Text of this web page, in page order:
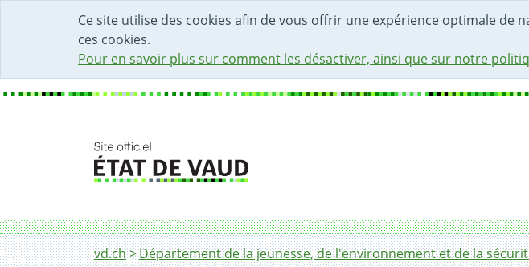
Ce site utilise des cookies afin de vous offrir une expérience optimale de
ces cookies.
Pour en savoir plus sur comment les désactiver, ainsi que sur notre
DÉBUT DU CONTENU DE LA PAGE
ACCÈS AU CHAMP DE RECHERCHE
PAGE D'ACCUEIL
FORMULAIRE DE CONTACT
Fil d'Ariane
vd.ch Département de la jeunesse, de l'environnement et de la
Responsables par domaine